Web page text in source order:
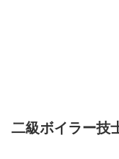
二級ボイラー技